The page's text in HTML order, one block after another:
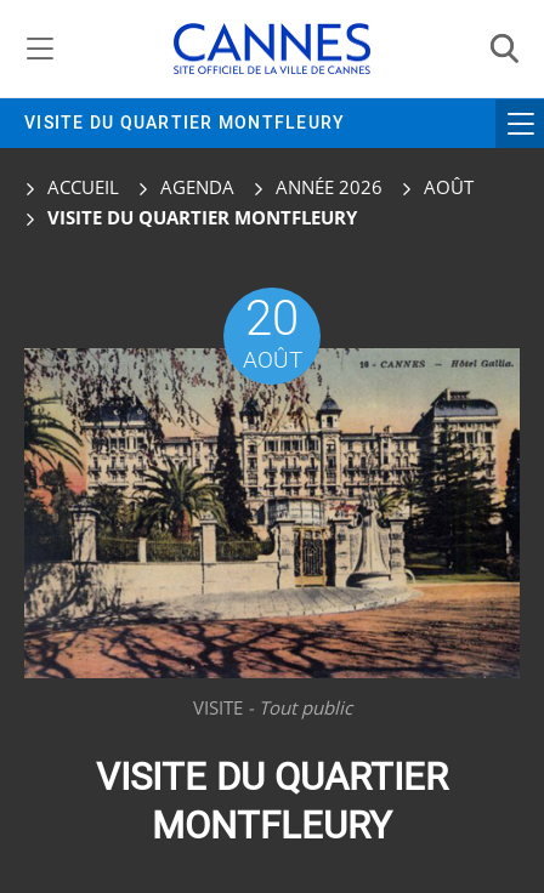
VISITE DU QUARTIER MONTFLEURY
ACCUEIL AGENDA ANNÉE 2026
AOÛT
VISITE DU QUARTIER MONTFLEURY
20
AOÛT
VISITE Tout public
VISITE DU QUARTIER
MONTFLEURY